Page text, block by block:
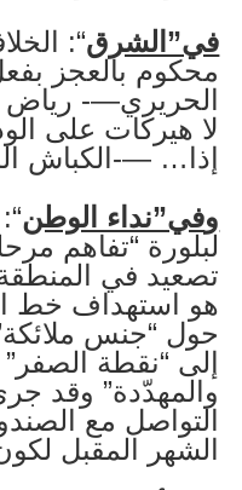
في”الشرق“:
محكوم بالعجز
الحريري—- رياض
لا هيركات على
إذا… —-الكباش
وفي”نداء الوطن
تصعيد في المنطقة
هو استهداف خط
حول “جنس
إلى “نقطة
والمهدّدة” وقد
التواصل مع
الشهر المقبل